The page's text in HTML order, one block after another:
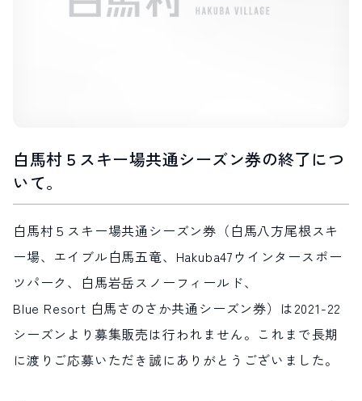
ABOUT HAKUBA EVENTS
FURUSATO TAX
ふるさと納税
サイト内検索
検索する
白馬村までのアクセス
白馬村内の交通情報
プライバシーポリシー
利用規約
白馬村５スキー場共通シーズン券の終了につ
いて。
白馬村５スキー場共通シーズン券（白馬八方尾根スキ
ー場、エイブル白馬五竜、Hakuba47ウインタースポー
ツパーク、白馬岩岳スノーフィールド、
Blue Resort 白馬さのさか共通シーズン券）は2021-22
シーズンより募集販売は行われません。これまで長期
に渡りご応募いただき誠にありがとうございました。